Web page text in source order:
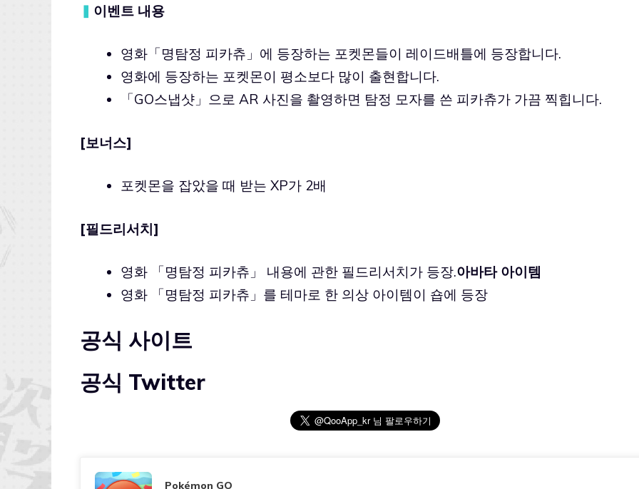
▍ 이벤트 내용
영화「명탐정 피카츄」에 등장하는 포켓몬들이 레이드배틀에 등장합니다.
영화에 등장하는 포켓몬이 평소보다 많이 출현합니다.
「GO스냅샷」으로 AR 사진을 촬영하면 탐정 모자를 쓴 피카츄가 가끔 찍힙니다.
[보너스]
포켓몬을 잡았을 때 받는 XP가 2배
[필드리서치]
영화 「명탐정 피카츄」 내용에 관한 필드리서치가 등장.아바타 아이템
영화 「명탐정 피카츄」를 테마로 한 의상 아이템이 숍에 등장
공식 사이트
공식 Twitter
Pokémon GO